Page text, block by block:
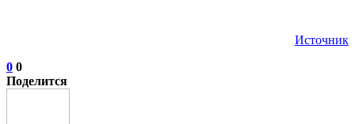
Источник
0 0
Поделится